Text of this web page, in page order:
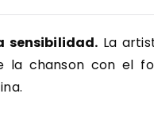
sensibilidad. La
la chanson con el